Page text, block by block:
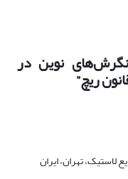
نوین در
ریچ”
تهران، ایران